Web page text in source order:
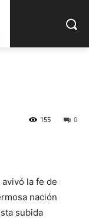
0
155
avivó la fe de
nación
subida